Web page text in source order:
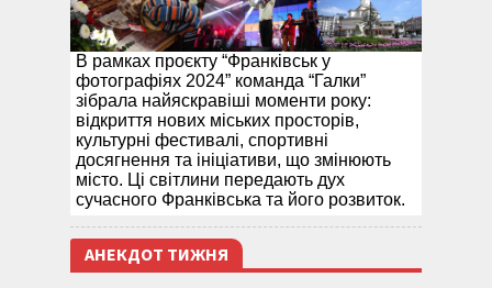
В рамках проєкту “Франківськ у
фотографіях 2024” команда “Галки”
зібрала найяскравіші моменти року:
відкриття нових міських просторів,
культурні фестивалі, спортивні
досягнення та ініціативи, що змінюють
місто. Ці світлини передають дух
сучасного Франківська та його розвиток.
АНЕКДОТ ТИЖНЯ